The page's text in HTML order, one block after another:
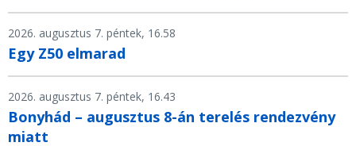
2026. augusztus 7. péntek, 16.58
Egy Z50 elmarad
2026. augusztus 7. péntek, 16.43
Bonyhád – augusztus 8-án terelés rendezvény
miatt